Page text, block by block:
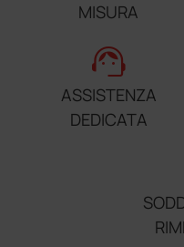
MISURA
support_agent
ASSISTENZA
DEDICATA